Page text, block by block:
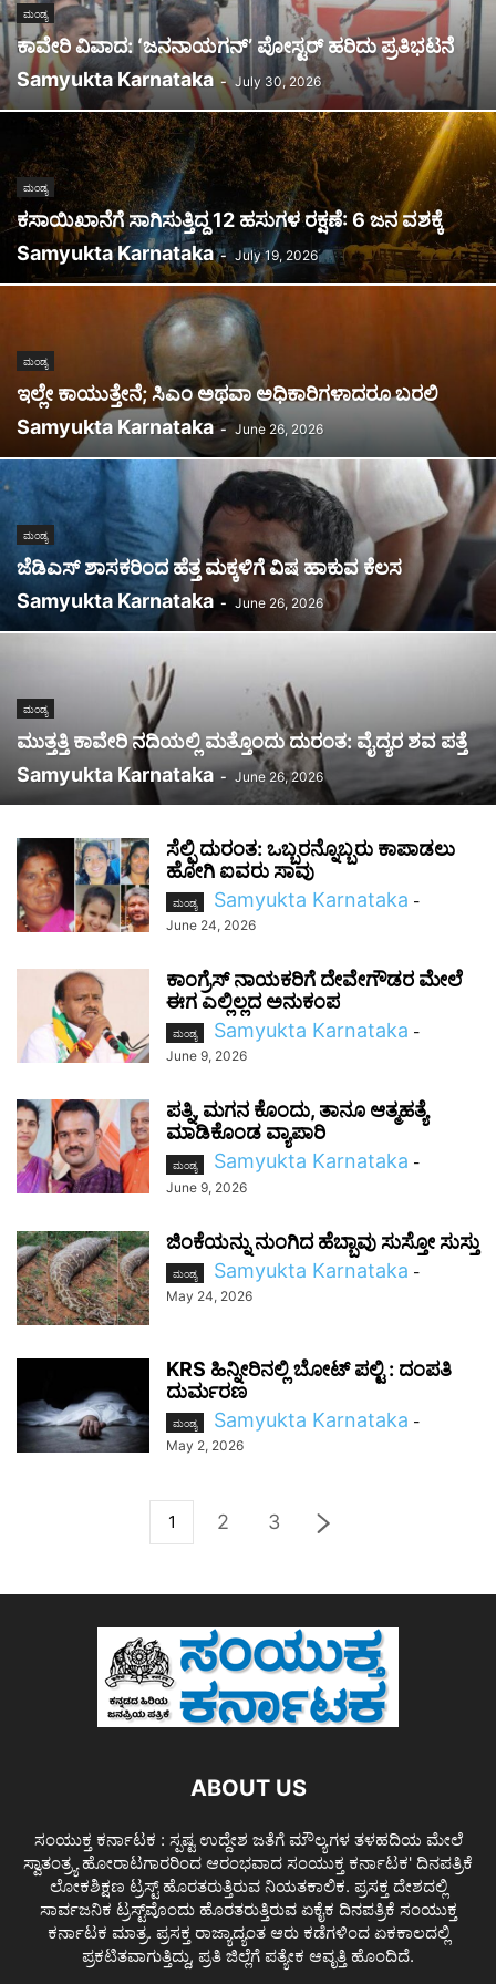
ಮಂಡ್ಯ
ಕಾವೇರಿ ವಿವಾದ: ʻಜನನಾಯಗನ್’ ಪೋಸ್ಟರ್ ಹರಿದು ಪ್ರತಿಭಟನೆ
Samyukta Karnataka - July 30, 2026
ಮಂಡ್ಯ
ಕಸಾಯಿಖಾನೆಗೆ ಸಾಗಿಸುತ್ತಿದ್ದ 12 ಹಸುಗಳ ರಕ್ಷಣೆ: 6 ಜನ ವಶಕ್ಕೆ
Samyukta Karnataka - July 19, 2026
ಮಂಡ್ಯ
ಇಲ್ಲೇ ಕಾಯುತ್ತೇನೆ; ಸಿಎಂ ಅಥವಾ ಅಧಿಕಾರಿಗಳಾದರೂ ಬರಲಿ
Samyukta Karnataka - June 26, 2026
ಮಂಡ್ಯ
ಜೆಡಿಎಸ್ ಶಾಸಕರಿಂದ ಹೆತ್ತ ಮಕ್ಕಳಿಗೆ ವಿಷ ಹಾಕುವ ಕೆಲಸ
Samyukta Karnataka - June 26, 2026
ಮಂಡ್ಯ
ಮುತ್ತತ್ತಿ ಕಾವೇರಿ ನದಿಯಲ್ಲಿ ಮತ್ತೊಂದು ದುರಂತ: ವೈದ್ಯರ ಶವ ಪತ್ತೆ
Samyukta Karnataka - June 26, 2026
ಸೆಲ್ಫಿ ದುರಂತ: ಒಬ್ಬರನ್ನೊಬ್ಬರು ಕಾಪಾಡಲು
ಹೋಗಿ ಐವರು ಸಾವು
ಮಂಡ್ಯ Samyukta Karnataka -
June 24, 2026
ಕಾಂಗ್ರೆಸ್ ನಾಯಕರಿಗೆ ದೇವೇಗೌಡರ ಮೇಲೆ
ಈಗ ಎಲ್ಲಿಲ್ಲದ ಅನುಕಂಪ
ಮಂಡ್ಯ Samyukta Karnataka -
June 9, 2026
ಪತ್ನಿ, ಮಗನ ಕೊಂದು, ತಾನೂ ಆತ್ಮಹತ್ಯೆ
ಮಾಡಿಕೊಂಡ ವ್ಯಾಪಾರಿ
ಮಂಡ್ಯ Samyukta Karnataka -
June 9, 2026
ಜಿಂಕೆಯನ್ನು ನುಂಗಿದ ಹೆಬ್ಬಾವು ಸುಸ್ತೋ ಸುಸ್ತು
ಮಂಡ್ಯ Samyukta Karnataka -
May 24, 2026
KRS ಹಿನ್ನೀರಿನಲ್ಲಿ ಬೋಟ್ ಪಲ್ಟಿ : ದಂಪತಿ
ದುರ್ಮರಣ
ಮಂಡ್ಯ Samyukta Karnataka -
May 2, 2026
1 2 3
ABOUT US
ಸಂಯುಕ್ತ ಕರ್ನಾಟಕ : ಸ್ಪಷ್ಟ ಉದ್ದೇಶ ಜತೆಗೆ ಮೌಲ್ಯಗಳ ತಳಹದಿಯ ಮೇಲೆ
ಸ್ವಾತಂತ್ರ್ಯ ಹೋರಾಟಗಾರರಿಂದ ಆರಂಭವಾದ ಸಂಯುಕ್ತ ಕರ್ನಾಟಕ' ದಿನಪತ್ರಿಕೆ
ಲೋಕಶಿಕ್ಷಣ ಟ್ರಸ್ಟ್ ಹೊರತರುತ್ತಿರುವ ನಿಯತಕಾಲಿಕ. ಪ್ರಸಕ್ತ ದೇಶದಲ್ಲಿ
ಸಾರ್ವಜನಿಕ ಟ್ರಸ್ಟ್‌ವೊಂದು ಹೊರತರುತ್ತಿರುವ ಏಕೈಕ ದಿನಪತ್ರಿಕೆ ಸಂಯುಕ್ತ
ಕರ್ನಾಟಕ ಮಾತ್ರ. ಪ್ರಸಕ್ತ ರಾಜ್ಯಾದ್ಯಂತ ಆರು ಕಡೆಗಳಿಂದ ಏಕಕಾಲದಲ್ಲಿ
ಪ್ರಕಟಿತವಾಗುತ್ತಿದ್ದು, ಪ್ರತಿ ಜಿಲ್ಲೆಗೆ ಪತ್ಯೇಕ ಆವೃತ್ತಿ ಹೊಂದಿದೆ.